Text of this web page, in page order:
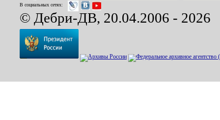
В социальных сетях:
© Дебри-ДВ, 20.04.2006 - 2026